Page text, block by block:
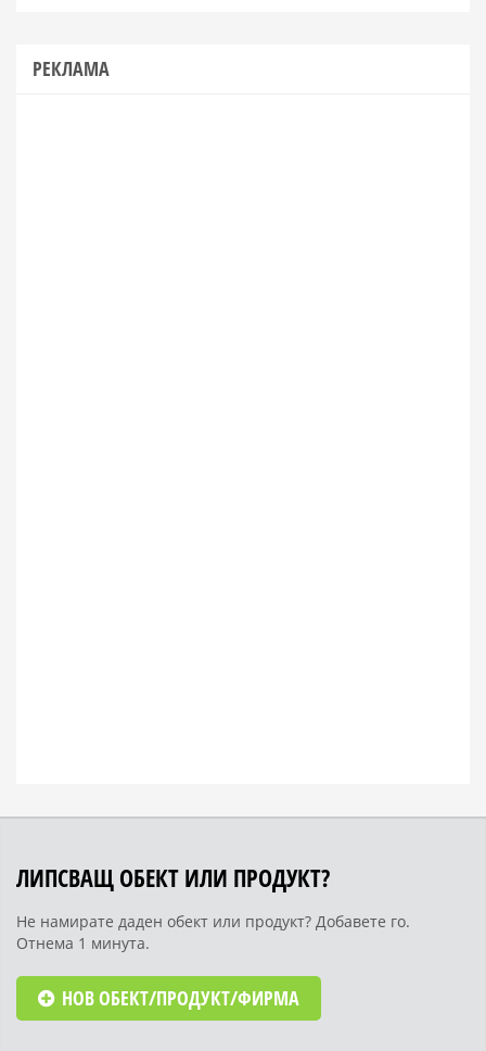
РЕКЛАМА
ЛИПСВАЩ ОБЕКТ ИЛИ ПРОДУКТ?
Не намирате даден обект или продукт? Добавете го.
Отнема 1 минута.
НОВ ОБЕКТ/ПРОДУКТ/ФИРМА